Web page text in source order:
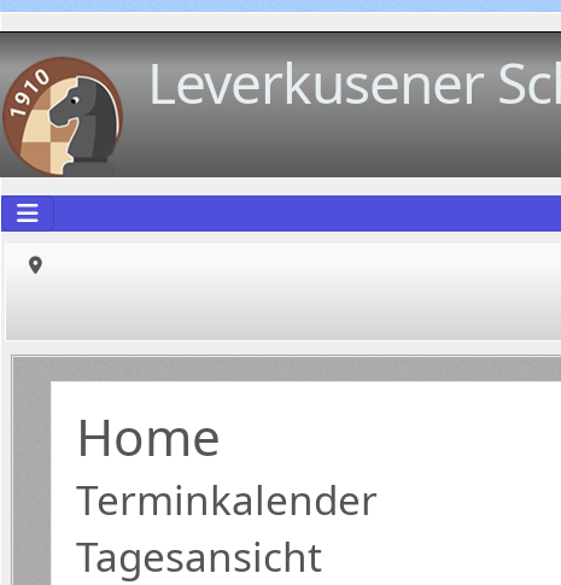
Leverkusener
Home
Terminkalender
Tagesansicht